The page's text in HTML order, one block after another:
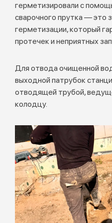
герметизировали с
сварочного прутка — это
герметизации, который
протечек и неприятных
Для отвода очищенной
выходной патрубок
отводящей трубой,
колодцу.